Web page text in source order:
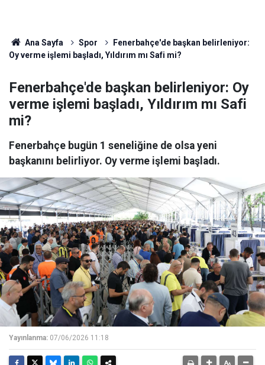
Ana Sayfa Spor
Fenerbahçe'de başkan belirleniyor:
Oy verme işlemi başladı, Yıldırım mı Safi mi?
Fenerbahçe'de başkan belirleniyor: Oy
verme işlemi başladı, Yıldırım mı Safi
mi?
Fenerbahçe bugün 1 seneliğine de olsa yeni
başkanını belirliyor. Oy verme işlemi başladı.
Yayınlanma: 07/06/2026 11:18